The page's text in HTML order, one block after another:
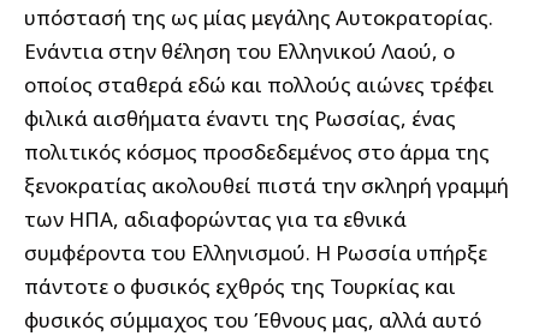
υπόστασή της ως μίας μεγάλης Αυτοκρατορίας.
Ενάντια στην θέληση του Ελληνικού Λαού, ο
οποίος σταθερά εδώ και πολλούς αιώνες τρέφει
φιλικά αισθήματα έναντι της Ρωσσίας, ένας
πολιτικός κόσμος προσδεδεμένος στο άρμα της
ξενοκρατίας ακολουθεί πιστά την σκληρή γραμμή
των ΗΠΑ, αδιαφορώντας για τα εθνικά
συμφέροντα του Ελληνισμού. Η Ρωσσία υπήρξε
πάντοτε ο φυσικός εχθρός της Τουρκίας και
φυσικός σύμμαχος του Έθνους μας, αλλά αυτό